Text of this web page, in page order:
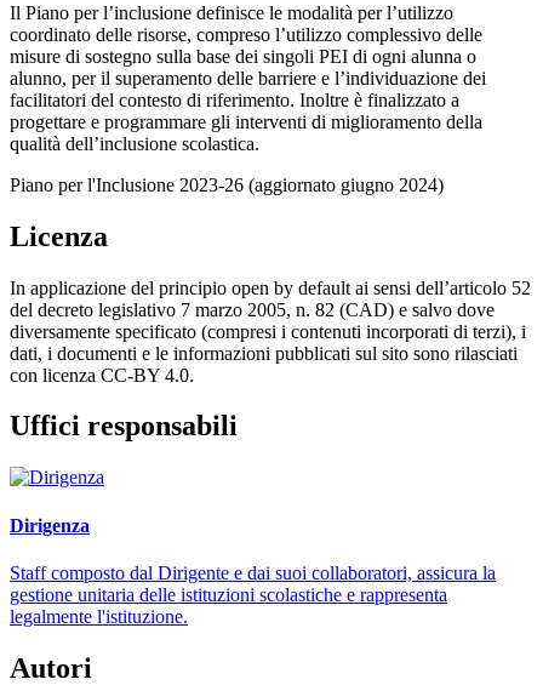
Il Piano per l’inclusione definisce le modalità per l’utilizzo
coordinato delle risorse, compreso l’utilizzo complessivo delle
misure di sostegno sulla base dei singoli PEI di ogni alunna o
alunno, per il superamento delle barriere e l’individuazione dei
facilitatori del contesto di riferimento. Inoltre è finalizzato a
progettare e programmare gli interventi di miglioramento della
qualità dell’inclusione scolastica.
Piano per l'Inclusione 2023-26 (aggiornato giugno 2024)
Licenza
In applicazione del principio open by default ai sensi dell’articolo 52
del decreto legislativo 7 marzo 2005, n. 82 (CAD) e salvo dove
diversamente specificato (compresi i contenuti incorporati di terzi), i
dati, i documenti e le informazioni pubblicati sul sito sono rilasciati
con licenza CC-BY 4.0.
Uffici responsabili
Dirigenza
Staff composto dal Dirigente e dai suoi collaboratori, assicura la
gestione unitaria delle istituzioni scolastiche e rappresenta
legalmente l'istituzione.
Autori